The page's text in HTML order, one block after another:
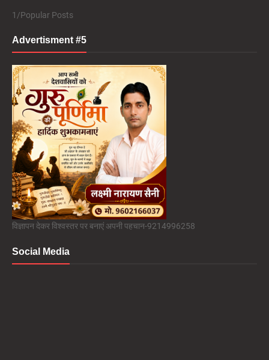
1/Popular Posts
Advertisment #5
विज्ञापन देकर विश्वस्तर पर बनाएं अपनी पहचान-9214996258
Social Media